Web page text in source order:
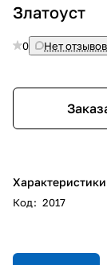
Златоуст
0 Нет отзывов
Характеристики
Код: 2017